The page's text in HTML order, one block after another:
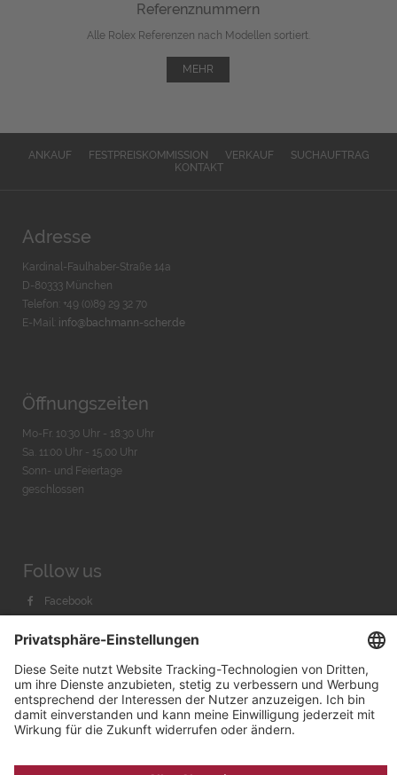
Referenznummern
Alle Rolex Referenzen nach Modellen sortiert.
MEHR
ANKAUF FESTPREISKOMMISSION VERKAUF
SUCHAUFTRAG
KONTAKT
Adresse
Kardinal-Faulhaber-Straße 14a
D-80333 München
Telefon: +49 (0)89 29 32 70
E-Mail: info@bachmann-scher.de
Öffnungszeiten
Mo-Fr. 10:30 Uhr - 18:30 Uhr
Sa. 11:00 Uhr - 15.00 Uhr
Sonn- und Feiertage
geschlossen
Follow us
Facebook
Youtube